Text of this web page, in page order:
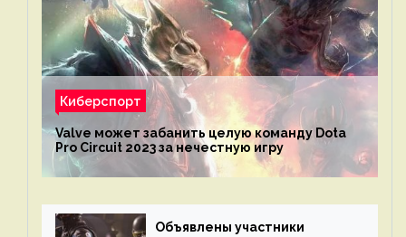
Киберспорт
Valve может забанить целую команду Dota
Pro Circuit 2023 за нечестную игру
Объявлены участники